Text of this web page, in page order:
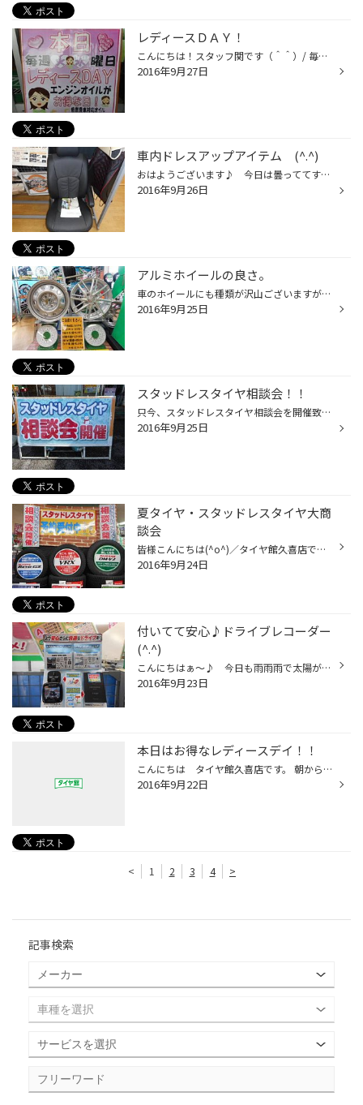
レディースＤＡＹ！
こんにちは！スタッフ関です（＾＾）/ 毎週恒例！レディースＤＡＹですよ！ オイル交換最近やってないなぁ～！？ そろそろオイル交換しないとなぁ～！？ と、思っている女性の方、 本日お買得価格でやってますよ！ ご来店、お待ちしております！ タグ：久喜市 幸手市 加須市 オイル レディースＤ...
2016年9月27日
車内ドレスアップアイテム (^.^)
おはようございます♪ 今日は曇っててすごし易いかも！？ 今日は車内のドレスアップアイテムのご紹介ですぅ～(^.^) シートカバー＆フォロアーマットなんです!(^^)! シートカバーはカラーリングとデザインが選べて車内の色合いに 合わせる事も出来たりご自分のお好みで選べるのがオススメです(^^)v ...
2016年9月26日
アルミホイールの良さ。
車のホイールにも種類が沢山ございますが、 スチール（鉄）ホイールとアルミホイールの 違いってご存知ですか？ 一番の違いは重さです。 人間も重い物を転がすより、軽い物を 転がす方が楽では御座いませんか！？ 車も一緒で軽い方が楽に転がせるのです。 よって燃費の向上にもつながったり、 お車...
2016年9月25日
スタッドレスタイヤ相談会！！
只今、スタッドレスタイヤ相談会を開催致しております。 今シーズン、スタッドレスタイヤを購入検討のお客様は もちろん、久喜市周辺は雪もあまり降らないので 購入をどーしようか悩んでいるお客様もご相談を 承っております。 あまりスタッドレスタイヤをご存知無いお客様にも 夏タイヤとの違いや...
2016年9月25日
夏タイヤ・スタッドレスタイヤ大商
談会
皆様こんにちは(^o^)／タイヤ館久喜店ですm(_ _)m なかなか天気良くなりませんねぇ～(*_*) そんな天気を吹き飛ばすために！！ 夏タイヤ・スタッドレスタイヤの大商談会開催しまぁ～す(^o^)／ 夏タイヤはお求めやすいタイヤまでご用意致しました(^^)v スタッドレスタイヤは今の時期に予約がオススメ...
2016年9月24日
付いてて安心♪ドライブレコーダー
(^.^)
こんにちはぁ～♪ 今日も雨雨雨で太陽が恋しいですねぇ(*_*) こんな雨の日の運転は特に滑りやすく危険がいっぱい！？ そこで今日ご紹介は『ドライブレコーダー』なんです(^O^) よくニュース映像で見た事が有るかと思いますが！ 事故の瞬間が動画で記録出来て、特に被害事故の時はとても 役にたちま...
2016年9月23日
本日はお得なレディースデイ！！
こんにちは タイヤ館久喜店です。 朝から雨が降っていますが、本日も元気に営業中です 木曜日はレディースデイとなっておりますので女性の お客様必見です！！。オイル交換も特別価格でお買得 になっています。またご来店の粗品もご用意してお待ち しておりますので、お気軽にご来店下さい。 タイ...
2016年9月22日
< 1 2 3 4 >
記事検索